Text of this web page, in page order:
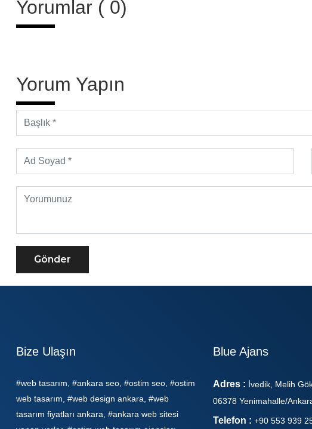
Yorumlar ( 0)
Yorum Yapın
Gönder
Bize Ulaşın
#web tasarım, #ankara seo, #ostim seo, #ostim
web tasarım, #web design ankara, #web
tasarım fiyatları ankara, #ankara web sitesi
Blue Ajans
Adres : İvedik, Melih
06378 Yenimahalle/
Telefon : +90 553 939